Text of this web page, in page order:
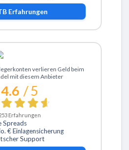
Erfahrungen
ActivTradesverlieren Geld beim
mit diesem Anbieter
4.6 / 5
Erfahrungen
Spreads
€ Einlagensicherung
Support